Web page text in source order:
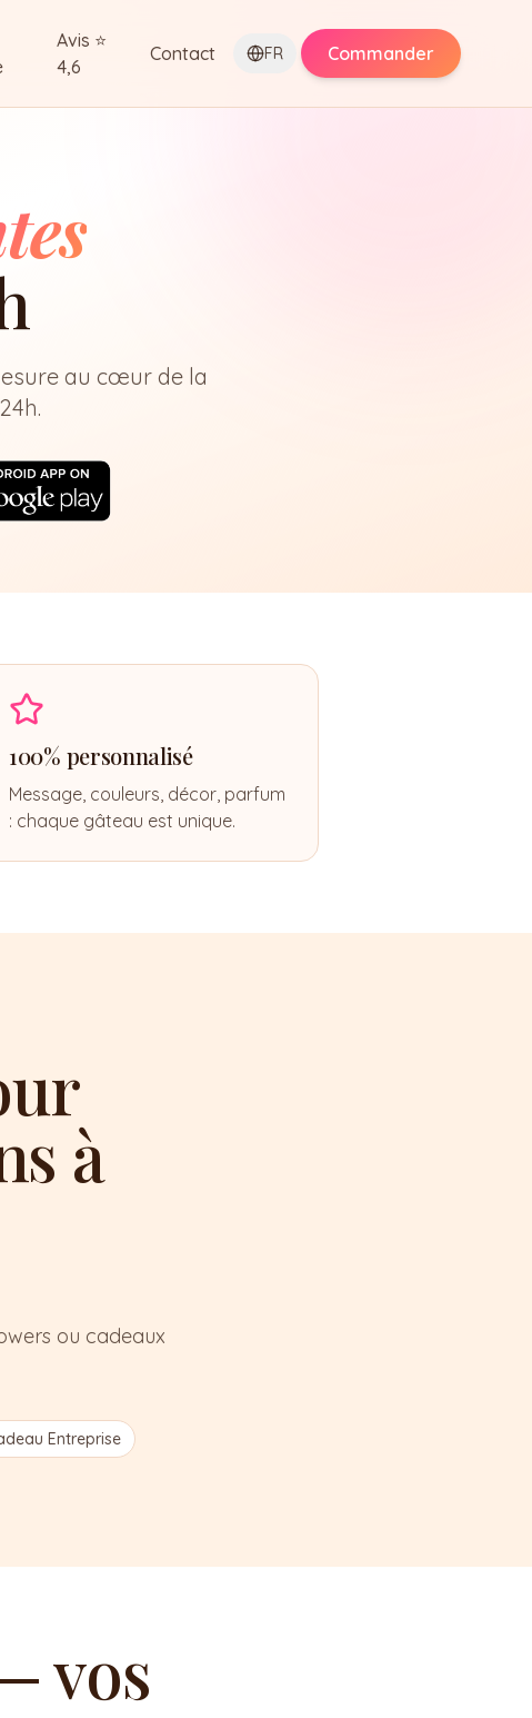
Avis ⭐
4,6
Contact FR Commander
au cœur de la
100% personnalisé
Message, couleurs, décor, parfum
: chaque gâteau est unique.
à
ou cadeaux
Entreprise
vos